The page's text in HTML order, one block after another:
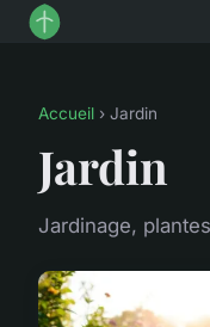
Accueil › Jardin
Jardin
Jardinage,